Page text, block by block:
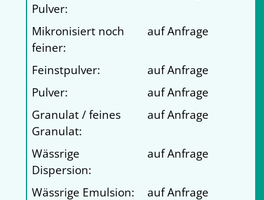
Pulver:
Mikronisiert noch
feiner:
auf Anfrage
Feinstpulver:
auf Anfrage
Pulver:
auf Anfrage
Granulat / feines
Granulat:
auf Anfrage
Wässrige
Dispersion:
auf Anfrage
Wässrige Emulsion:
auf Anfrage